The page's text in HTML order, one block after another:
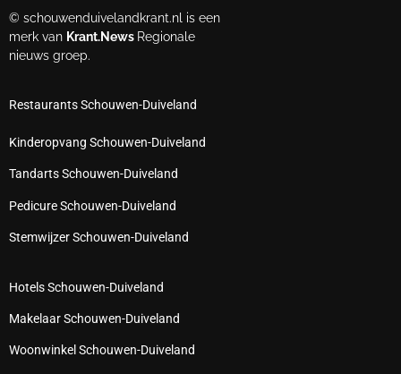
© schouwenduivelandkrant.nl is een
merk van Krant.News Regionale
nieuws groep.
Restaurants Schouwen-Duiveland
Kinderopvang Schouwen-Duiveland
Tandarts Schouwen-Duiveland
Pedicure Schouwen-Duiveland
Stemwijzer Schouwen-Duiveland
Hotels Schouwen-Duiveland
Makelaar Schouwen-Duiveland
Woonwinkel Schouwen-Duiveland